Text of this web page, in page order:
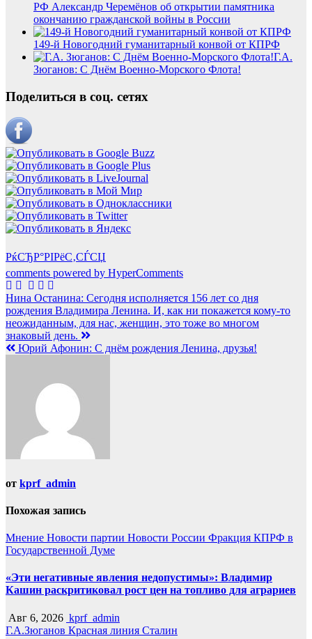
РФ Александр Черемёнов об открытии памятника
окончанию гражданской войны в России
149-й Новогодний гуманитарный конвой от КПРФ
Г.А.
Зюганов: С Днём Военно-Морского Флота!
Поделиться в соц. сетях
РќСЂР°РІРёС‚СЃСЏ
comments powered by HyperComments
Навигация
по
записям
Нина Останина: Сегодня исполняется 156 лет со дня
рождения Владимира Ленина. И, как ни покажется кому-то
неожиданным, для нас, женщин, это тоже во многом
знаковый день.
Юрий Афонин: С днём рождения Ленина, друзья!
от kprf_admin
Похожая запись
Мнение Новости партии Новости России Фракция КПРФ в
Государственной Думе
«Эти негативные явления недопустимы»: Владимир
Кашин раскритиковал рост цен на топливо для аграриев
Авг 6, 2026 kprf_admin
Г.А.Зюганов Красная линия Сталин